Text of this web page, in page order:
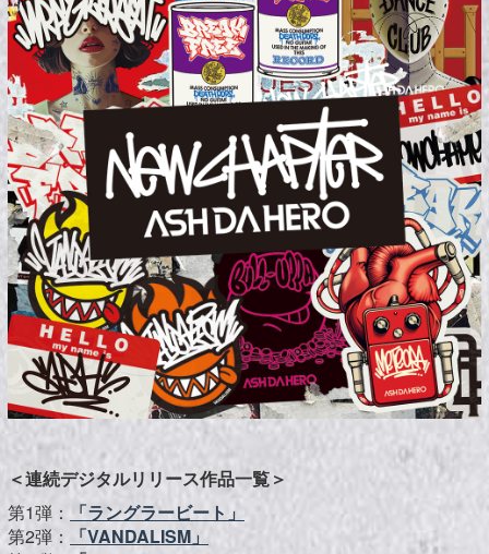
＜連続デジタルリリース作品一覧＞
第1弾：
「ラングラービート」
第2弾：
「VANDALISM」